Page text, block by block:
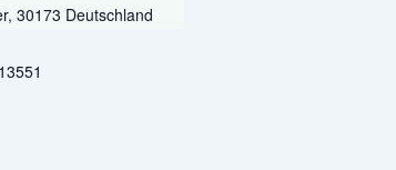
, 30173 Deutschland